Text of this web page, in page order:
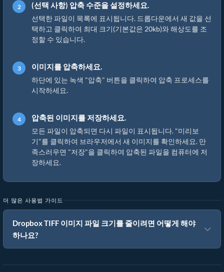
(선택 사항) 압축 수준을 설정하세요.
선택한 파일이 목록에 표시됩니다. 드롭다운에서 새 값을 선
택하고 클릭하여 최대 크기(기본값은 20kb)와 해상도를 조
정할 수 있습니다.
이미지를 압축하세요.
하단에 있는 녹색 "압축" 버튼을 클릭하여 압축 프로세스를
시작하세요.
압축된 이미지를 저장하세요.
모든 파일이 압축되면 다시 파일이 표시됩니다. "미리보
기"를 클릭하여 브라우저에서 새 이미지를 확인하세요. 만
족스러우면 "저장"을 클릭하여 압축된 파일을 컴퓨터에 저
장하세요.
더 많은 사용법 가이드
Dropbox TIFF 이미지 파일 크기를 줄이려면 어떻게 해야
하나요?